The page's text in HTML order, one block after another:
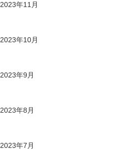
2023年11月
2023年10月
2023年9月
2023年8月
2023年7月